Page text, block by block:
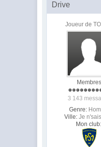
Drive
Joueur de
Membres
3 143
Genre:
Ville: Je
Mon club: